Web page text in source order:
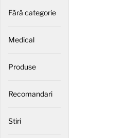
Fără categorie
Medical
Produse
Recomandari
Stiri